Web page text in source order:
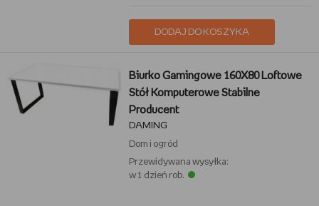
DODAJ DO KOSZYKA
Biurko Gamingowe 160X80 Loftowe
Stół Komputerowe Stabilne
Producent
DAMING
Dom i ogród
Przewidywana wysyłka:
w 1 dzień rob.